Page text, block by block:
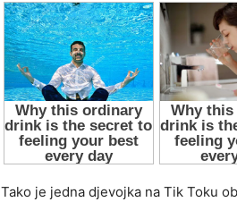
Tako je jedna djevojka na Tik Toku